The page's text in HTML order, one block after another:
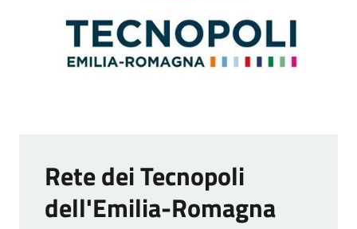
Leggi Atti Bandi
Rete dei Tecnopoli
dell'Emilia-Romagna